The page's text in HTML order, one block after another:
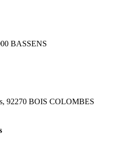
BASSENS
92270 BOIS COLOMBES